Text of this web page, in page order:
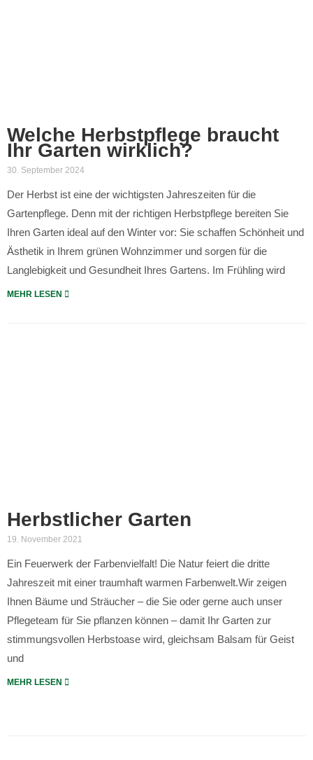
Welche Herbstpflege braucht
Ihr Garten wirklich?
30. September 2024
Der Herbst ist eine der wichtigsten Jahreszeiten für die
Gartenpflege. Denn mit der richtigen Herbstpflege bereiten Sie
Ihren Garten ideal auf den Winter vor: Sie schaffen Schönheit und
Ästhetik in Ihrem grünen Wohnzimmer und sorgen für die
Langlebigkeit und Gesundheit Ihres Gartens. Im Frühling wird
MEHR LESEN
Herbstlicher Garten
19. November 2021
Ein Feuerwerk der Farbenvielfalt! Die Natur feiert die dritte
Jahreszeit mit einer traumhaft warmen Farbenwelt.Wir zeigen
Ihnen Bäume und Sträucher – die Sie oder gerne auch unser
Pflegeteam für Sie pflanzen können – damit Ihr Garten zur
stimmungsvollen Herbstoase wird, gleichsam Balsam für Geist
und
MEHR LESEN